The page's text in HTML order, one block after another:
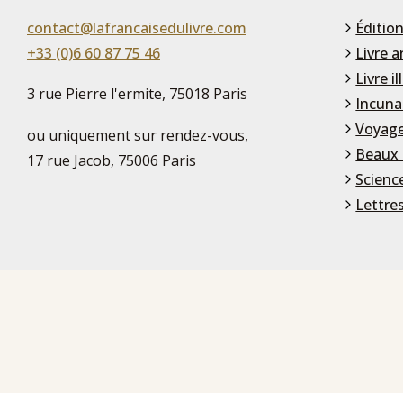
contact@lafrancaisedulivre.com
+33 (0)6 60 87 75 46
3 rue Pierre l'ermite, 75018 Paris
ou uniquement sur rendez-vous,
17 rue Jacob, 75006 Paris
Livre
Livre